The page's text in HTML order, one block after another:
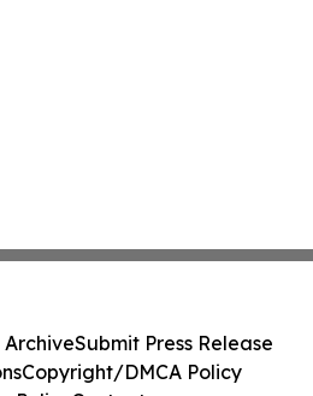
ArchiveSubmit Press Release
Copyright/DMCA Policy